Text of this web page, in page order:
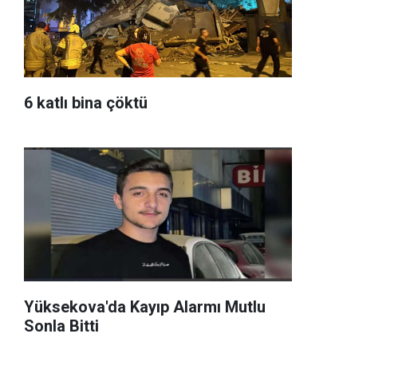
6 katlı bina çöktü
Yüksekova'da Kayıp Alarmı Mutlu
Sonla Bitti